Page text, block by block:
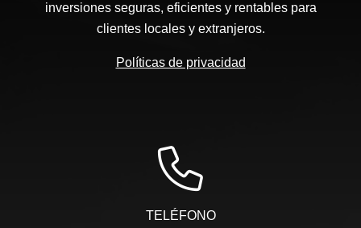
inversiones seguras, eficientes y rentables para
clientes locales y extranjeros.
Políticas de privacidad
TELÉFONO